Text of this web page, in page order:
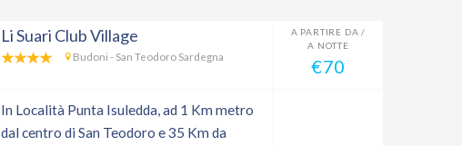
Li Suari Club Village
Budoni - San Teodoro Sardegna
A PARTIRE DA /
A NOTTE
€70
In Località Punta Isuledda, ad 1 Km metro
dal centro di San Teodoro e 35 Km da